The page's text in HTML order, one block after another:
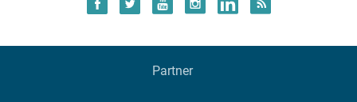
Partner